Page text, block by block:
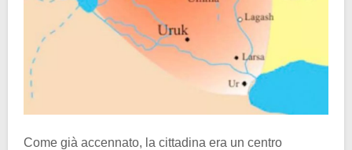
Come già accennato, la cittadina era un centro